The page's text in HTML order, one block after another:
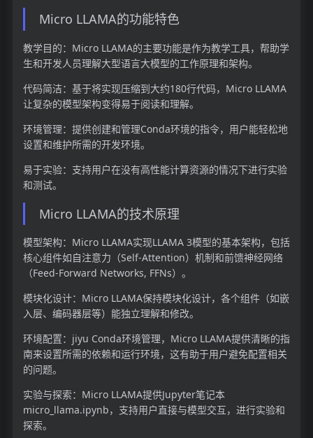
Micro LLAMA的功能特色
教学目的：Micro LLAMA的主要功能是作为教学工具，帮助学
生和开发人员理解大型语言大模型的工作原理和架构。
代码简洁：基于将实现压缩到大约180行代码，Micro LLAMA
让复杂的模型架构变得易于阅读和理解。
环境管理：提供创建和管理Conda环境的指令，用户能轻松地
设置和维护所需的开发环境。
易于实验：支持用户在没有高性能计算资源的情况下进行实验
和测试。
Micro LLAMA的技术原理
模型架构：Micro LLAMA实现LLAMA 3模型的基本架构，包括
核心组件如自注意力（Self-Attention）机制和前馈神经网络
（Feed-Forward Networks, FFNs）。
模块化设计：Micro LLAMA保持模块化设计，各个组件（如嵌
入层、编码器层等）能独立理解和修改。
环境配置：jiyu Conda环境管理，Micro LLAMA提供清晰的指
南来设置所需的依赖和运行环境，这有助于用户避免配置相关
的问题。
实验与探索：Micro LLAMA提供Jupyter笔记本
micro_llama.ipynb，支持用户直接与模型交互，进行实验和
探索。